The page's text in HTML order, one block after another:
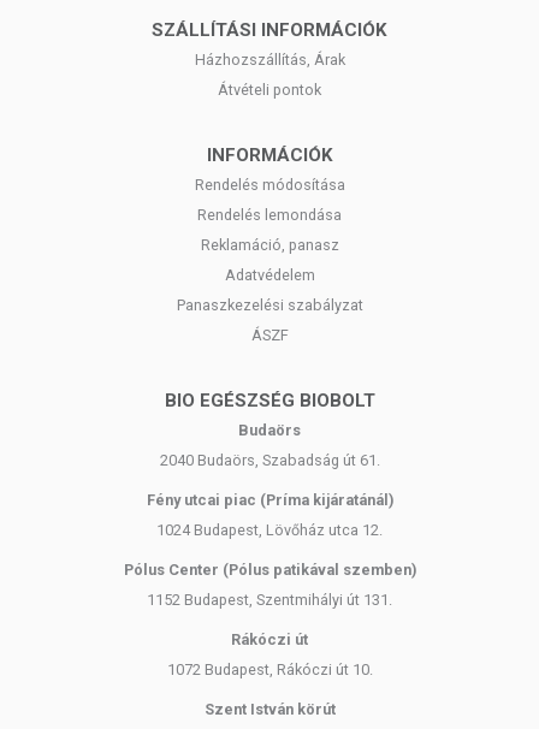
SZÁLLÍTÁSI INFORMÁCIÓK
Házhozszállítás, Árak
Átvételi pontok
INFORMÁCIÓK
Rendelés módosítása
Rendelés lemondása
Reklamáció, panasz
Adatvédelem
Panaszkezelési szabályzat
ÁSZF
BIO EGÉSZSÉG BIOBOLT
Budaörs
2040 Budaörs, Szabadság út 61.
Fény utcai piac (Príma kijáratánál)
1024 Budapest, Lövőház utca 12.
Pólus Center (Pólus patikával szemben)
1152 Budapest, Szentmihályi út 131.
Rákóczi út
1072 Budapest, Rákóczi út 10.
Szent István körút